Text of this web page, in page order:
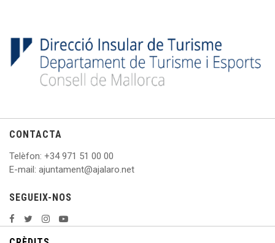
CONTACTA
Telèfon: +34 971 51 00 00
E-mail: ajuntament@ajalaro.net
SEGUEIX-NOS